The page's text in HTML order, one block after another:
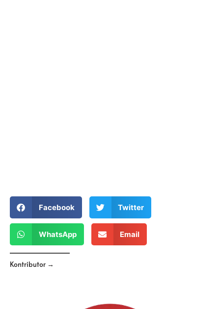
Facebook Twitter
WhatsApp Email
Kontributor →